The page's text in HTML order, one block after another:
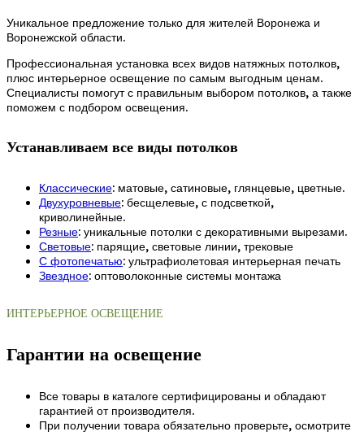
Уникальное предложение только для жителей Воронежа и
Воронежской области.
Профессиональная установка всех видов натяжных потолков,
плюс интерьерное освещение по самым выгодным ценам.
Специалисты помогут с правильным выбором потолков, а также
поможем с подбором освещения.
Устанавливаем все виды потолков
Классические: матовые, сатиновые, глянцевые, цветные.
Двухуровневые: бесщелевые, с подсветкой,
криволинейные.
Резные: уникальные потолки с декоративными вырезами.
Световые: парящие, световые линии, трековые
С фотопечатью: ультрафиолетовая интерьерная печать
Звездное: оптоволоконные системы монтажа
ИНТЕРЬЕРНОЕ ОСВЕЩЕНИЕ
Гарантии на освещение
Все товары в каталоге сертифицированы и обладают
гарантией от производителя.
При получении товара обязательно проверьте, осмотрите